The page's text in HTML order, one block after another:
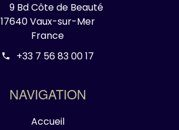
9 Bd Côte de Beauté
17640 Vaux-sur-Mer
France
+33 7 56 83 00 17
NAVIGATION
Accueil